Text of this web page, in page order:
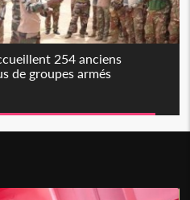
254 anciens
de groupes armés